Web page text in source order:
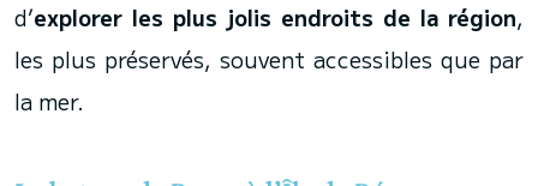
d’explorer les plus jolis endroits de la région,
les plus préservés, souvent accessibles que par
la mer.